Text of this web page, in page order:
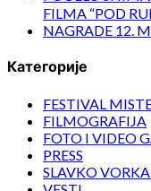
FILMA “POD
NAGRADE 12.
Категорије
FESTIVAL
FILMOGRAFIJA
FOTO I VIDEO
PRESS
SLAVKO